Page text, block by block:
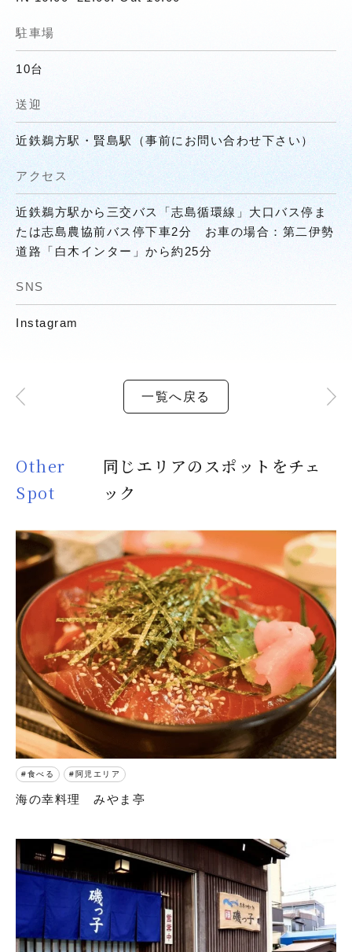
駐車場
10台
送迎
近鉄鵜方駅・賢島駅（事前にお問い合わせ下さい）
アクセス
近鉄鵜方駅から三交バス「志島循環線」大口バス停ま
たは志島農協前バス停下車2分 お車の場合：第二伊勢
道路「白木インター」から約25分
SNS
Instagram
一覧へ戻る
Other
Spot
同じエリアのスポットをチェ
ック
食べる 阿児エリア
海の幸料理 みやま亭